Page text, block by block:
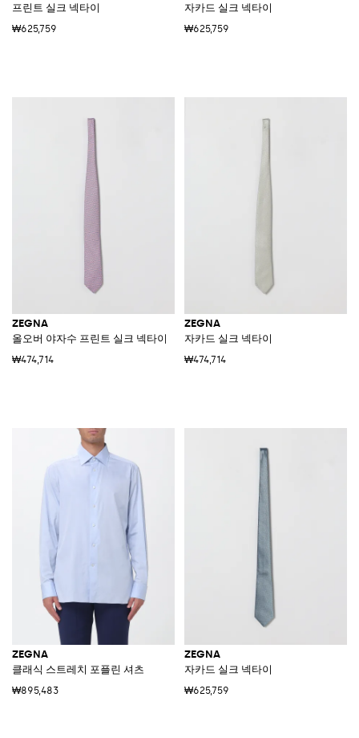
프린트 실크 넥타이
₩625,759
자카드 실크 넥타이
₩625,759
ZEGNA
올오버 야자수 프린트 실크 넥타이
₩474,714
ZEGNA
자카드 실크 넥타이
₩474,714
ZEGNA
클래식 스트레치 포플린 셔츠
₩895,483
ZEGNA
자카드 실크 넥타이
₩625,759